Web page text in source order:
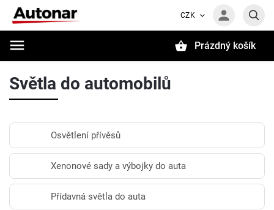
CZK
Prázdný košík
Světla do automobilů
Osvětlení přívěsů
Xenonové sady a výbojky do auta
Přídavná světla do auta